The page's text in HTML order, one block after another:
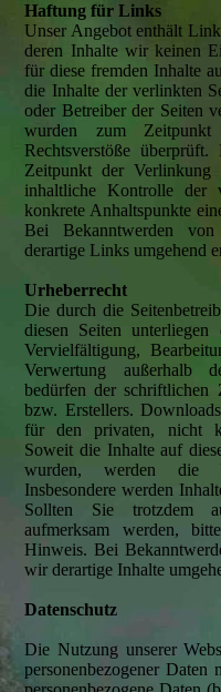
Haftung für Links
Unser Angebot enthält
deren Inhalte wir keinen
für diese fremden Inhalte
die Inhalte der verlinkten
oder Betreiber der Seiten
wurden zum
Rechtsverstöße
Zeitpunkt der Verlinkung
inhaltliche Kontrolle der
konkrete Anhaltspunkte
Bei Bekanntwerden
derartige Links umgehend
Urheberrecht
Die durch die
diesen Seiten
Vervielfältigung,
Verwertung außerhalb
bedürfen der schriftlichen
bzw. Erstellers.
für den privaten, nicht
Soweit die Inhalte auf
wurden, werden die
Insbesondere werden
Sollten Sie trotzdem
aufmerksam werden,
Hinweis. Bei
wir derartige Inhalte
Datenschutz
Die Nutzung unserer
personenbezogener